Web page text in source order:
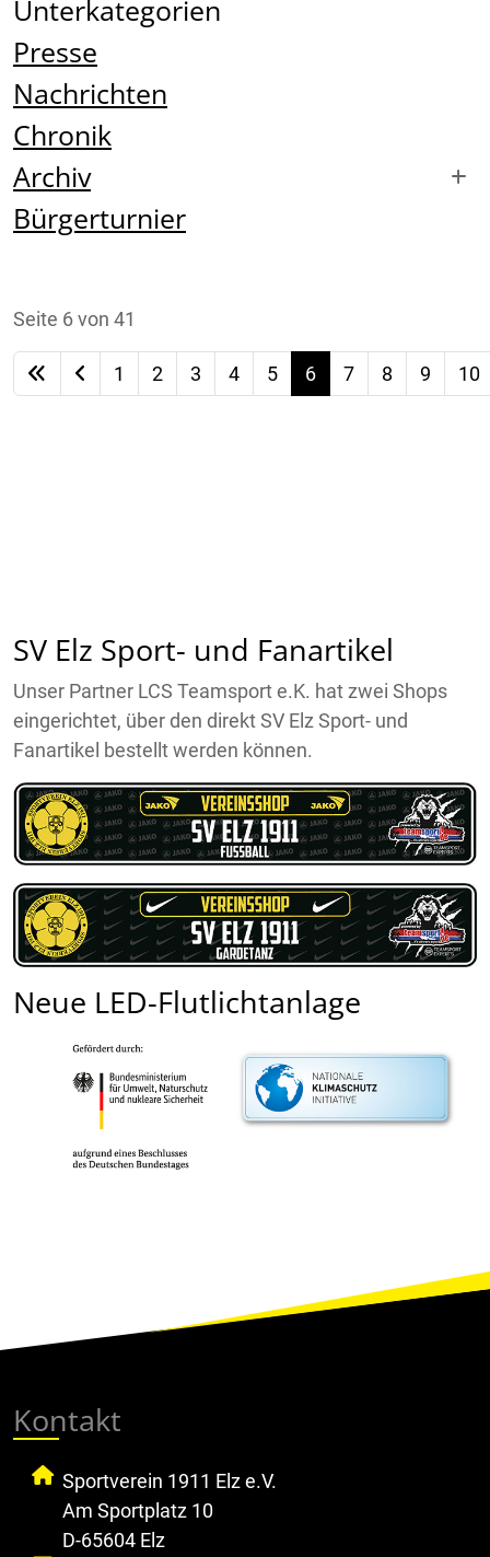
Unterkategorien
Presse
Nachrichten
Chronik
Archiv
Bürgerturnier
Seite 6 von 41
1 2 3 4 5 6 7 8 9 10
SV Elz Sport- und Fanartikel
Unser Partner LCS Teamsport e.K. hat zwei Shops
eingerichtet, über den direkt SV Elz Sport- und
Fanartikel bestellt werden können.
Neue LED-Flutlichtanlage
Kontakt
Sportverein 1911 Elz e.V.
Am Sportplatz 10
D-65604 Elz